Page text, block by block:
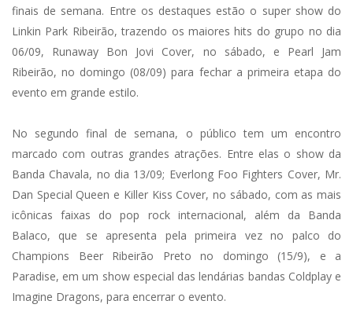
finais de semana. Entre os destaques estão o super show do
Linkin Park Ribeirão, trazendo os maiores hits do grupo no dia
06/09, Runaway Bon Jovi Cover, no sábado, e Pearl Jam
Ribeirão, no domingo (08/09) para fechar a primeira etapa do
evento em grande estilo.
No segundo final de semana, o público tem um encontro
marcado com outras grandes atrações. Entre elas o show da
Banda Chavala, no dia 13/09; Everlong Foo Fighters Cover, Mr.
Dan Special Queen e Killer Kiss Cover, no sábado, com as mais
icônicas faixas do pop rock internacional, além da Banda
Balaco, que se apresenta pela primeira vez no palco do
Champions Beer Ribeirão Preto no domingo (15/9), e a
Paradise, em um show especial das lendárias bandas Coldplay e
Imagine Dragons, para encerrar o evento.